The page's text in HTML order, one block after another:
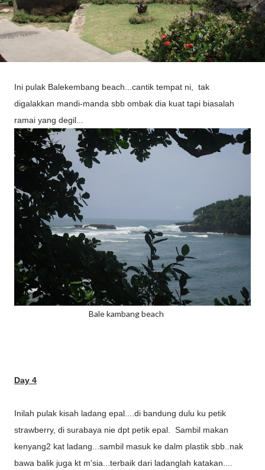
Ini pulak Balekembang beach...cantik tempat ni, tak
digalakkan mandi-manda sbb ombak dia kuat tapi biasalah
ramai yang degil...
Bale kambang beach
Day 4
Inilah pulak kisah ladang epal....di bandung dulu ku petik
strawberry, di surabaya nie dpt petik epal. Sambil makan
kenyang2 kat ladang...sambil masuk ke dalm plastik sbb..nak
bawa balik juga kt m'sia...terbaik dari ladanglah katakan....